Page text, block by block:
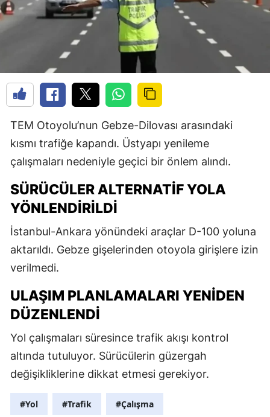
TEM Otoyolu’nun Gebze-Dilovası arasındaki
kısmı trafiğe kapandı. Üstyapı yenileme
çalışmaları nedeniyle geçici bir önlem alındı.
SÜRÜCÜLER ALTERNATIF YOLA
YÖNLENDIRILDI
İstanbul-Ankara yönündeki araçlar D-100 yoluna
aktarıldı. Gebze gişelerinden otoyola girişlere izin
verilmedi.
ULAŞIM PLANLAMALARI YENIDEN
DÜZENLENDI
Yol çalışmaları süresince trafik akışı kontrol
altında tutuluyor. Sürücülerin güzergah
değişikliklerine dikkat etmesi gerekiyor.
#Yol #Trafik #Çalışma